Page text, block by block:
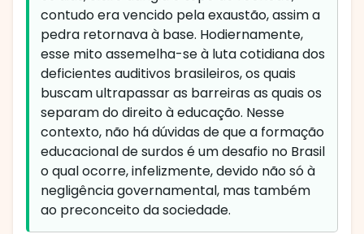
contudo era vencido pela exaustão, assim a
pedra retornava à base. Hodiernamente,
esse mito assemelha-se à luta cotidiana dos
deficientes auditivos brasileiros, os quais
buscam ultrapassar as barreiras as quais os
separam do direito à educação. Nesse
contexto, não há dúvidas de que a formação
educacional de surdos é um desafio no Brasil
o qual ocorre, infelizmente, devido não só à
negligência governamental, mas também
ao preconceito da sociedade.